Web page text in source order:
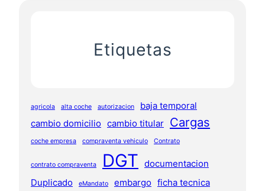
Etiquetas
agricola alta coche autorizacion
baja temporal
cambio domicilio cambio titular Cargas
coche empresa compraventa vehiculo Contrato
contrato compraventa DGT documentacion
Duplicado
eMandato embargo ficha tecnica